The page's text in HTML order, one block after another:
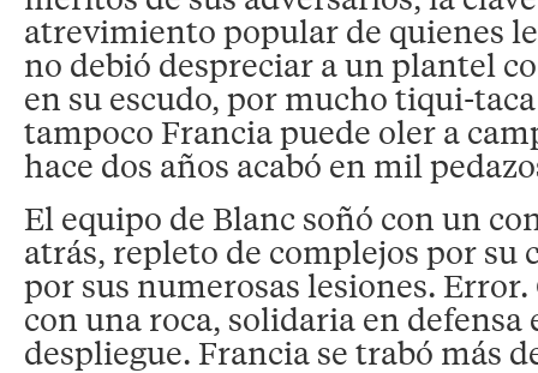
atrevimiento popular de quienes
no debió despreciar a un plantel
en su escudo, por mucho tiqui-
tampoco Francia puede oler a
hace dos años acabó en mil
El equipo de Blanc soñó con un
atrás, repleto de complejos por su
por sus numerosas lesiones.
con una roca, solidaria en
despliegue. Francia se trabó más